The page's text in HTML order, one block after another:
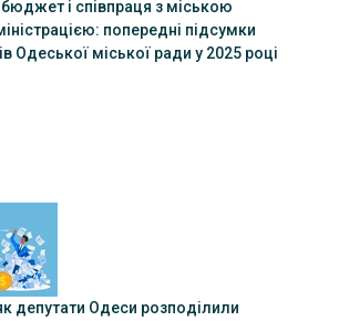
бюджет і співпраця з міською
попередні підсумки
Одеської міської ради у 2025 році
депутати Одеси розподілили